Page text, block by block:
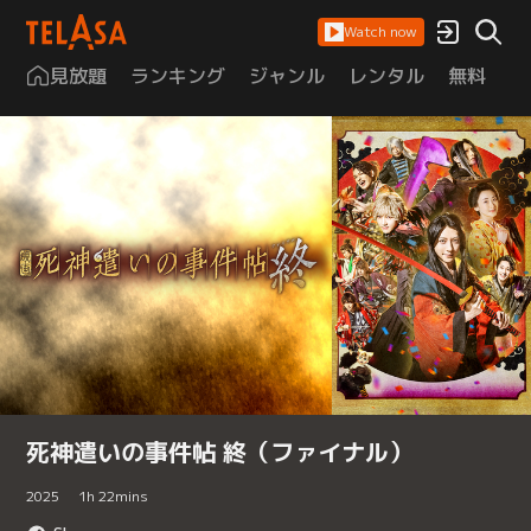
Watch now
見放題 ランキング ジャンル レンタル 無料
死神遣いの事件帖 終（ファイナル）
2025 1h 22mins